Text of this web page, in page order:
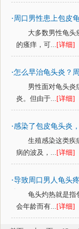
· 周口男性患上包皮
大多数男性龟头
的瘙痒，可... [详细]
·怎么早治龟头炎？
男性面对龟头炎
炎。但由于... [详细]
·感染了包皮龟头炎
生殖感染这类疾
病的波及，... [详细]
·导致周口男人龟头
龟头灼热就是指
会年龄而有... [详细]